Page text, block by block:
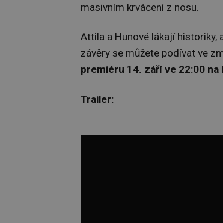
masivním krvácení z nosu.
Attila a Hunové lákají historiky,
závěry se můžete podívat ve
premiéru 14. září ve 22:00 na
Trailer: